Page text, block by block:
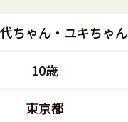
ちゃん・ユキちゃん
10歳
東京都